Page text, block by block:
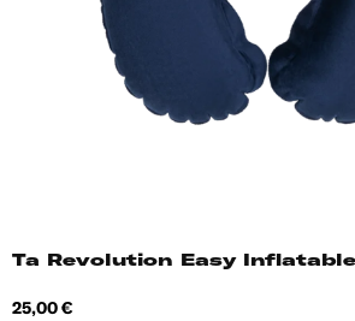
Ta Revolution Easy
Hind
25,00 €